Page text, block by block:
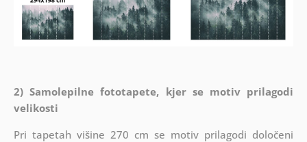
2) Samolepilne fototapete, kjer se motiv prilagodi
velikosti
Pri tapetah višine 270 cm se motiv prilagodi določeni